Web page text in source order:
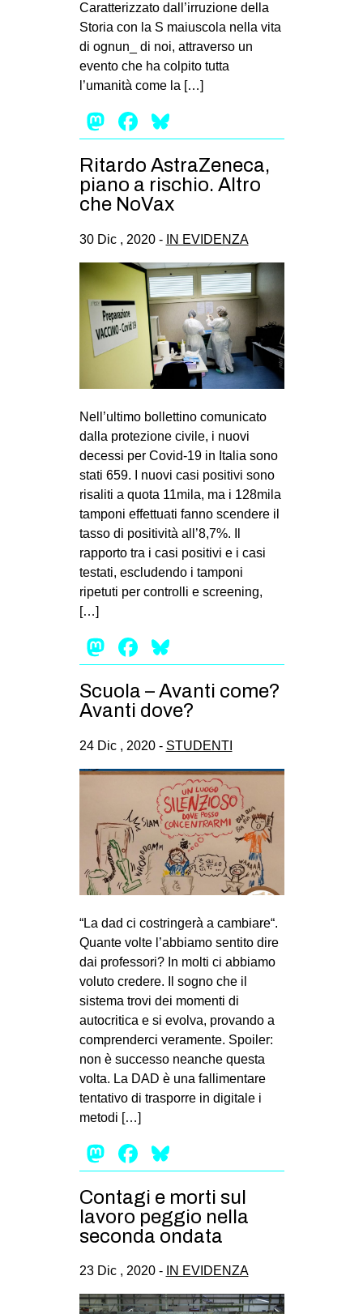
Caratterizzato dall’irruzione della
Storia con la S maiuscola nella vita
di ognun_ di noi, attraverso un
evento che ha colpito tutta
l’umanità come la […]
Mastodon
Facebook
Ritardo AstraZeneca,
piano a rischio. Altro
che NoVax
30 Dic , 2020 - IN EVIDENZA
Nell’ultimo bollettino comunicato
dalla protezione civile, i nuovi
decessi per Covid-19 in Italia sono
stati 659. I nuovi casi positivi sono
risaliti a quota 11mila, ma i 128mila
tamponi effettuati fanno scendere il
tasso di positività all’8,7%. Il
rapporto tra i casi positivi e i casi
testati, escludendo i tamponi
ripetuti per controlli e screening,
[…]
Mastodon
Facebook
Scuola – Avanti come?
Avanti dove?
24 Dic , 2020 - STUDENTI
“La dad ci costringerà a cambiare“.
Quante volte l’abbiamo sentito dire
dai professori? In molti ci abbiamo
voluto credere. Il sogno che il
sistema trovi dei momenti di
autocritica e si evolva, provando a
comprenderci veramente. Spoiler:
non è successo neanche questa
volta. La DAD è una fallimentare
tentativo di trasporre in digitale i
metodi […]
Mastodon
Facebook
Contagi e morti sul
lavoro peggio nella
seconda ondata
23 Dic , 2020 - IN EVIDENZA